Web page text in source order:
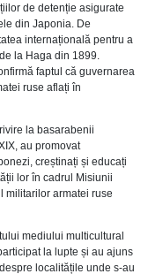
de detenție asigurate
din Japonia. De
internațională pentru a
la Haga din 1899.
faptul că guvernarea
ruse aflați în
la basarabenii
au promovat
creștinați și educați
lor în cadrul Misiunii
militarilor armatei ruse
mediului multicultural
la lupte și au ajuns
localitățile unde s-au